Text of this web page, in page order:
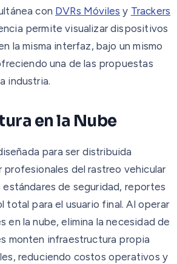
con DVRs Móviles y Trackers
permite visualizar dispositivos
la misma interfaz, bajo un mismo
una de las propuestas
industria.
en la Nube
para ser distribuida
profesionales del rastreo vehicular
de seguridad, reportes
total para el usuario final. Al operar
en la nube, elimina la necesidad de
monten infraestructura propia
reduciendo costos operativos y